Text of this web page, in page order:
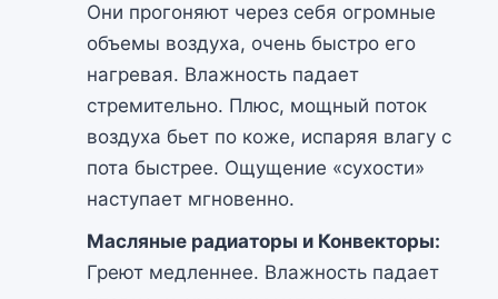
Они прогоняют через себя огромные
объемы воздуха, очень быстро его
нагревая. Влажность падает
стремительно. Плюс, мощный поток
воздуха бьет по коже, испаряя влагу с
пота быстрее. Ощущение «сухости»
наступает мгновенно.
Масляные радиаторы и Конвекторы:
Греют медленнее. Влажность падает